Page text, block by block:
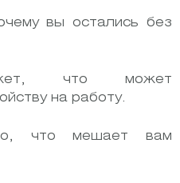
вы остались без
что может
на работу.
что мешает вам